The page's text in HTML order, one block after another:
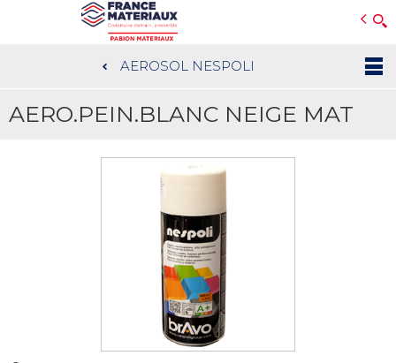
contenu
AEROSOL NESPOLI
AERO.PEIN.BLANC NEIGE MAT